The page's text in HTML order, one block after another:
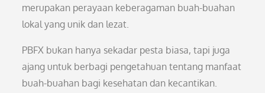
merupakan perayaan keberagaman buah-buahan
lokal yang unik dan lezat.
PBFX bukan hanya sekadar pesta biasa, tapi juga
ajang untuk berbagi pengetahuan tentang manfaat
buah-buahan bagi kesehatan dan kecantikan.